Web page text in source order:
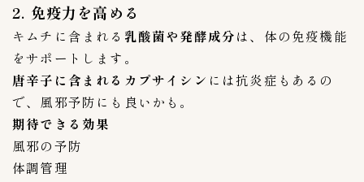
キムチの選び方
キムチ関連記事
Mercariメルカリshop 1
OH！！！（ご飯がススム）
キムチチラシ
キムチ自動販売機
2. 免疫力を高める
キムチに含まれる 乳酸菌や発酵成分は、体の免疫機能
をサポートします。
唐辛子に含まれるカプサイシン には抗炎症もあるの
で、風邪予防にも良いかも。
期待できる効果
風邪の予防
体調管理